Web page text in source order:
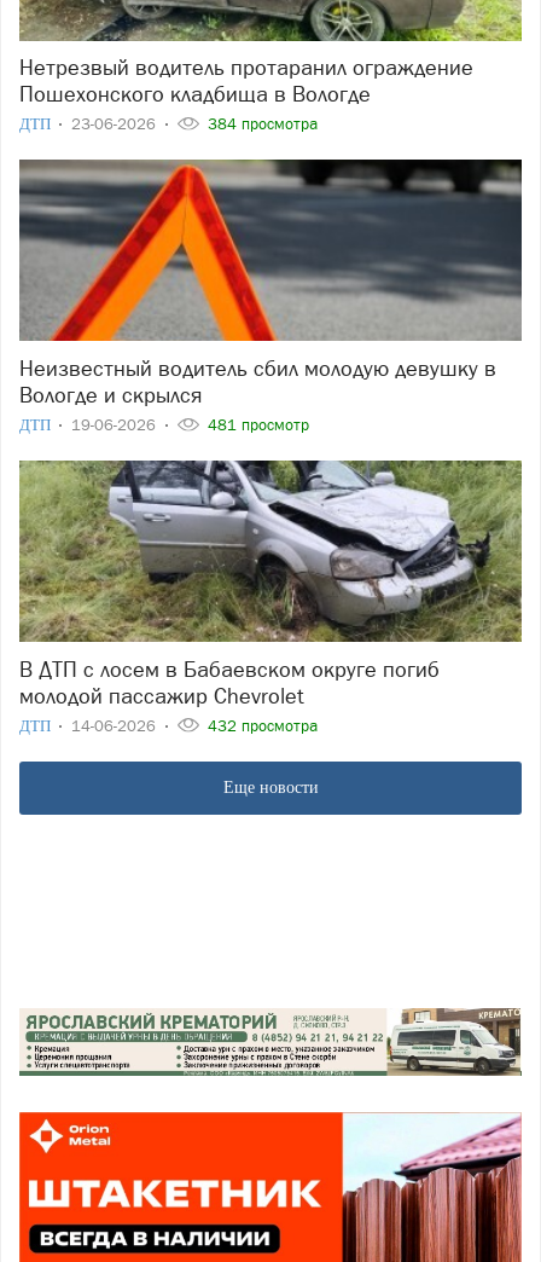
Нетрезвый водитель протаранил ограждение
Пошехонского кладбища в Вологде
ДТП 23-06-2026 384 просмотра
Неизвестный водитель сбил молодую девушку в
Вологде и скрылся
ДТП 19-06-2026 481 просмотр
В ДТП с лосем в Бабаевском округе погиб
молодой пассажир Chevrolet
ДТП 14-06-2026 432 просмотра
Еще новости